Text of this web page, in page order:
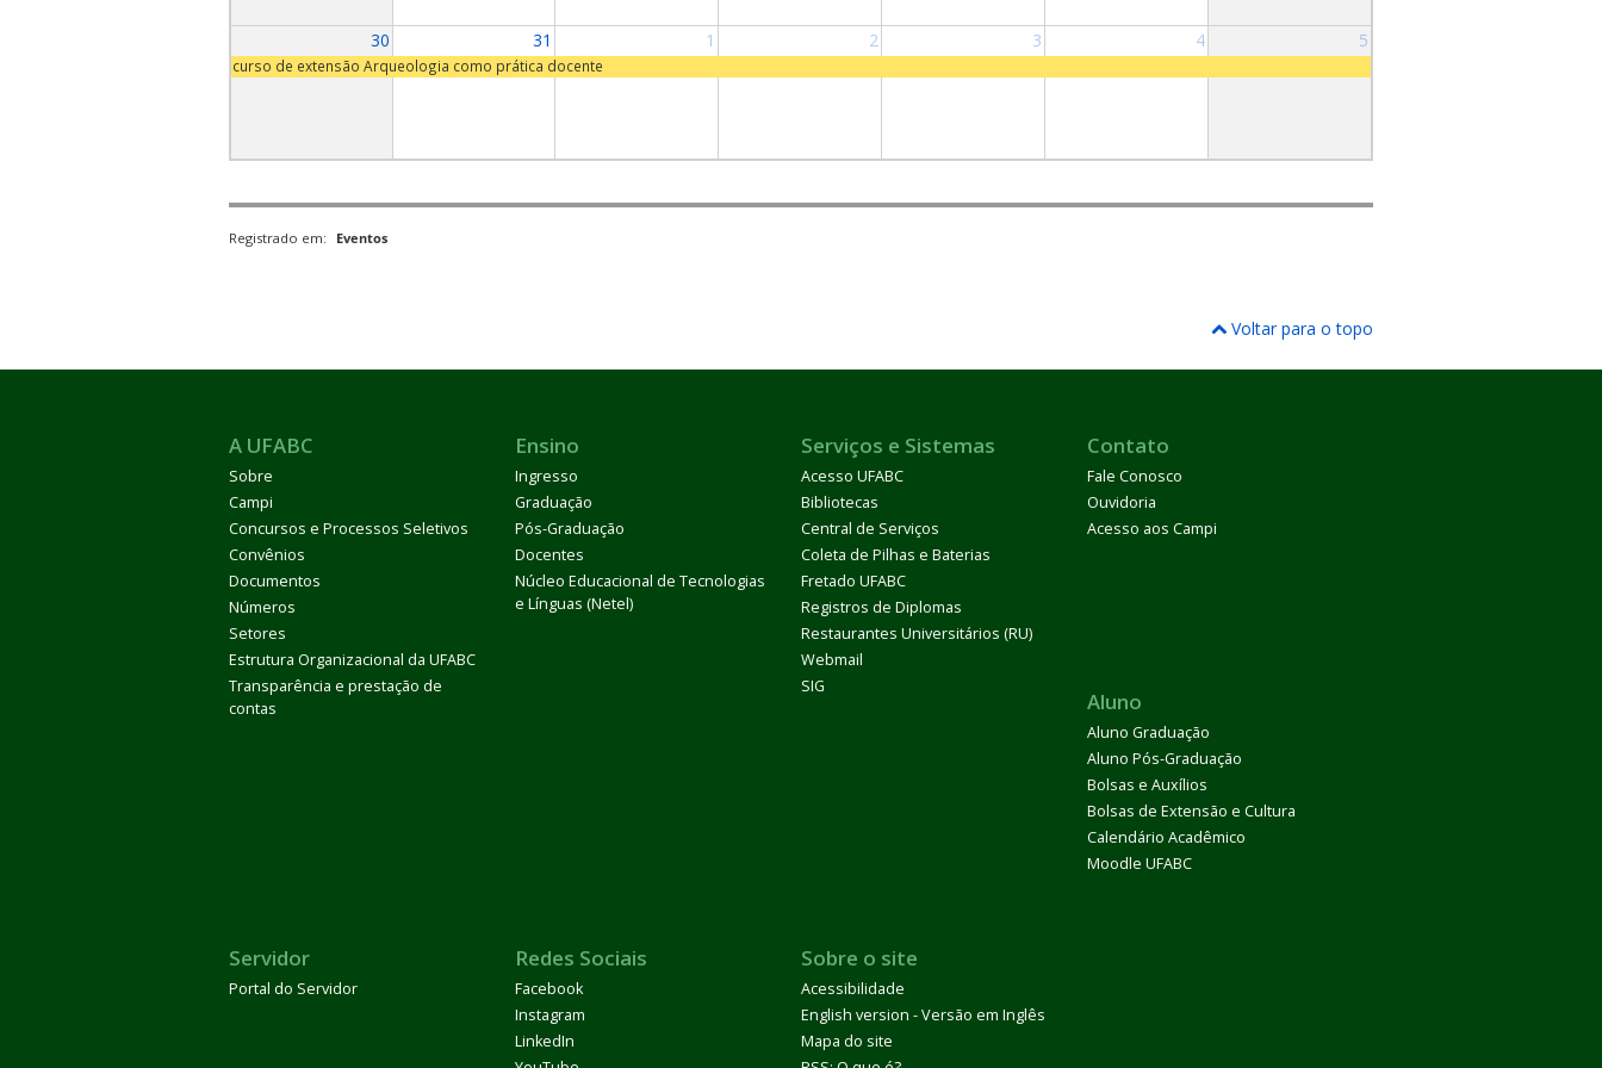
30 31 1 2 3 4 5
curso de extensão Arqueologia como prática docente
Registrado em: Eventos
Voltar para o topo
A UFABC
Sobre
Campi
Concursos e Processos Seletivos
Convênios
Documentos
Números
Setores
Estrutura Organizacional da UFABC
Transparência e prestação de
contas
Ensino
Ingresso
Graduação
Pós-Graduação
Docentes
Núcleo Educacional de Tecnologias
e Línguas (Netel)
Serviços e Sistemas
Acesso UFABC
Bibliotecas
Central de Serviços
Coleta de Pilhas e Baterias
Fretado UFABC
Registros de Diplomas
Restaurantes Universitários (RU)
Webmail
SIG
Contato
Fale Conosco
Ouvidoria
Acesso aos Campi
Aluno
Aluno Graduação
Aluno Pós-Graduação
Bolsas e Auxílios
Bolsas de Extensão e Cultura
Calendário Acadêmico
Moodle UFABC
Servidor
Portal do Servidor
Redes Sociais
Facebook
Instagram
LinkedIn
Sobre o site
Acessibilidade
English version - Versão em Inglês
Mapa do site